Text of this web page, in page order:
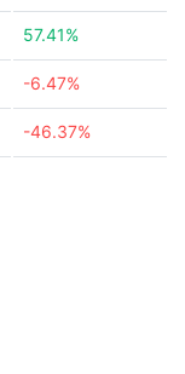
57.41%
-6.47%
-46.37%